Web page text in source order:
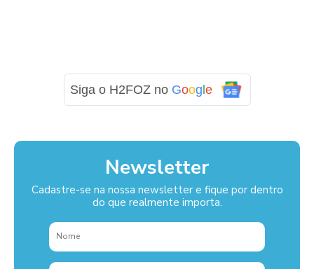
Siga o H2FOZ no Goog e
Newsletter
Cadastre-se na nossa newsletter e fique por dentro
do que realmente importa.